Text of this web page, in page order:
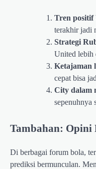
Tren positif
terakhir jadi
Strategi
United lebih
Ketajaman
cepat bisa
City dalam
sepenuhnya
Tambahan: Opini
Di berbagai forum bola,
prediksi bermunculan.